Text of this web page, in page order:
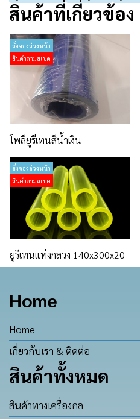
สินค้าที่เกี่ยวข้อง
สั่งจองล่วงหน้า
สินค้าตามสเปค
โพลียูรีเทนสีน้ำเงิน
สั่งจองล่วงหน้า
สินค้าตามสเปค
ยูรีเทนแท่งกลวง 140x300x20
Home
Home
เกี่ยวกับเรา & ติดต่อ
สินค้าทั้งหมด
สินค้าทางเครื่องกล